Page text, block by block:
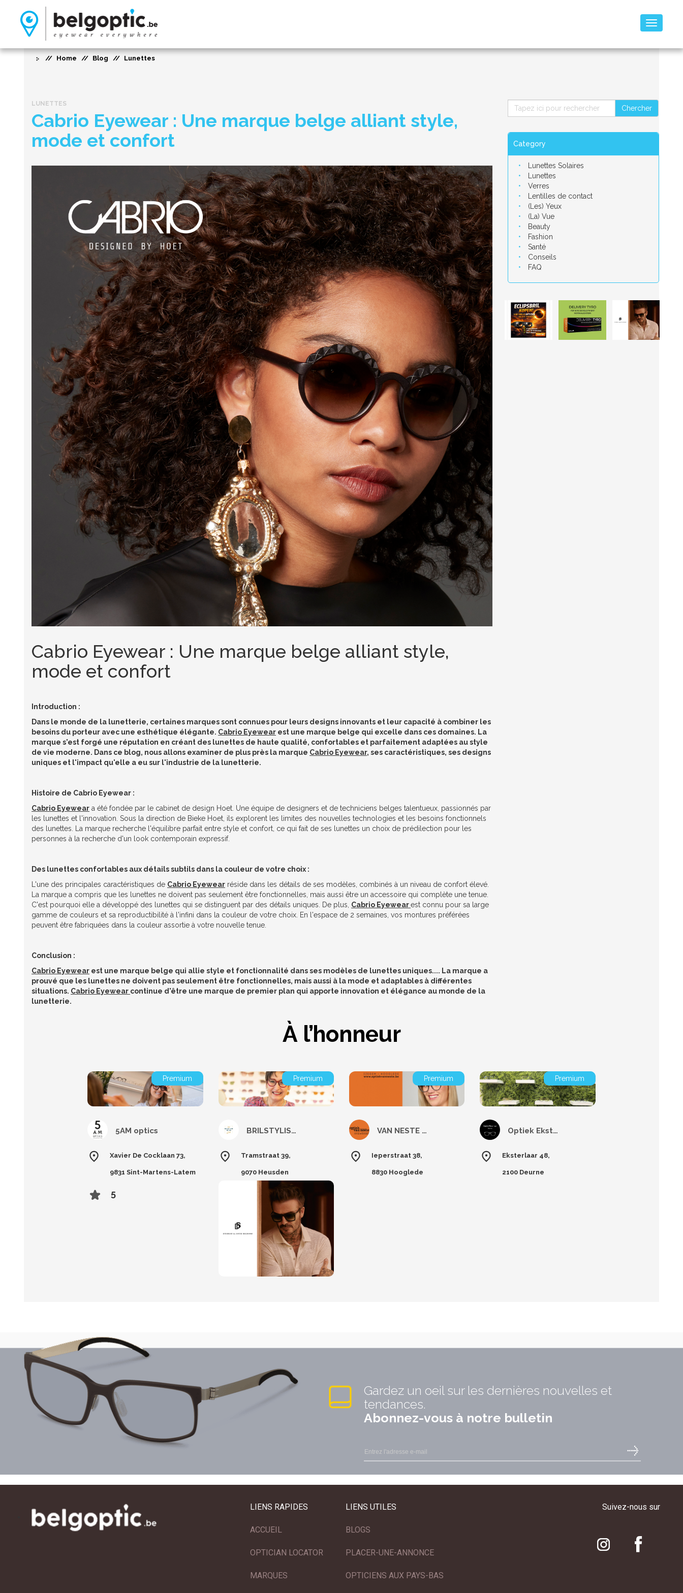
Toggle
Home Blog Lunettes
LUNETTES
Cabrio Eyewear : Une marque belge alliant style,
mode et confort
Cabrio Eyewear : Une marque belge alliant style,
mode et confort
Introduction :
Dans le monde de la lunetterie, certaines marques sont connues pour leurs designs innovants et leur capacité à combiner les
besoins du porteur avec une esthétique élégante. Cabrio Eyewear est une marque belge qui excelle dans ces domaines. La
marque s'est forgé une réputation en créant des lunettes de haute qualité, confortables et parfaitement adaptées au style
de vie moderne. Dans ce blog, nous allons examiner de plus près la marque Cabrio Eyewear, ses caractéristiques, ses designs
uniques et l'impact qu'elle a eu sur l'industrie de la lunetterie.
Histoire de Cabrio Eyewear :
Cabrio Eyewear a été fondée par le cabinet de design Hoet. Une équipe de designers et de techniciens belges talentueux, passionnés par
les lunettes et l'innovation. Sous la direction de Bieke Hoet, ils explorent les limites des nouvelles technologies et les besoins fonctionnels
des lunettes. La marque recherche l'équilibre parfait entre style et confort, ce qui fait de ses lunettes un choix de prédilection pour les
personnes à la recherche d'un look contemporain expressif.
Des lunettes confortables aux détails subtils dans la couleur de votre choix :
L'une des principales caractéristiques de Cabrio Eyewear réside dans les détails de ses modèles, combinés à un niveau de confort élevé.
La marque a compris que les lunettes ne doivent pas seulement être fonctionnelles, mais aussi être un accessoire qui complète une tenue.
C'est pourquoi elle a développé des lunettes qui se distinguent par des détails uniques. De plus, Cabrio Eyewearest connu pour sa large
gamme de couleurs et sa reproductibilité à l'infini dans la couleur de votre choix. En l'espace de 2 semaines, vos montures préférées
peuvent être fabriquées dans la couleur assortie à votre nouvelle tenue.
Conclusion :
Cabrio Eyewear est une marque belge qui allie style et fonctionnalité dans ses modèles de lunettes uniques.... La marque a
prouvé que les lunettes ne doivent pas seulement être fonctionnelles, mais aussi à la mode et adaptables à différentes
situations. Cabrio Eyewear continue d'être une marque de premier plan qui apporte innovation et élégance au monde de la
lunetterie.
Chercher
Category
Lunettes Solaires
Lunettes
Verres
Lentilles de contact
(Les) Yeux
(La) Vue
Beauty
Fashion
Santé
Conseils
FAQ
À l’honneur
Premium
5AM optics
Xavier De Cocklaan 73,
9831 Sint-Martens-Latem
5
Premium
BRILSTYLISTE OPTIEK JOKE
Tramstraat 39,
9070 Heusden
Premium
VAN NESTE (Hooglede)
Ieperstraat 38,
8830 Hooglede
Premium
Optiek Eksterlaar
Eksterlaar 48,
2100 Deurne
Gardez un oeil sur les dernières nouvelles et
tendances.
Abonnez-vous à notre bulletin
LIENS RAPIDES
ACCUEIL
OPTICIAN LOCATOR
MARQUES
LIENS UTILES
BLOGS
PLACER-UNE-ANNONCE
OPTICIENS AUX PAYS-BAS
Suivez-nous sur